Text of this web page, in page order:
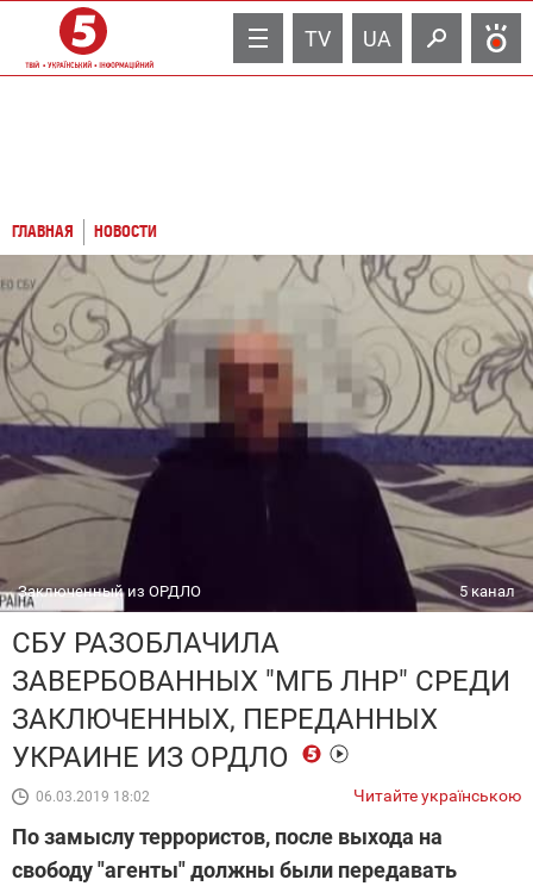
TV UA
ГЛАВНАЯ НОВОСТИ
Заключенный из ОРДЛО 5 канал
СБУ РАЗОБЛАЧИЛА
ЗАВЕРБОВАННЫХ "МГБ ЛНР" СРЕДИ
ЗАКЛЮЧЕННЫХ, ПЕРЕДАННЫХ
УКРАИНЕ ИЗ ОРДЛО
06.03.2019 18:02 Читайте українською
По замыслу террористов, после выхода на
свободу "агенты" должны были передавать